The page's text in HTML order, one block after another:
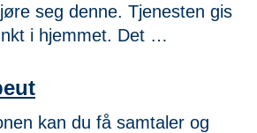
seg denne. Tjenesten gis
i hjemmet. Det …
kan du få samtaler og